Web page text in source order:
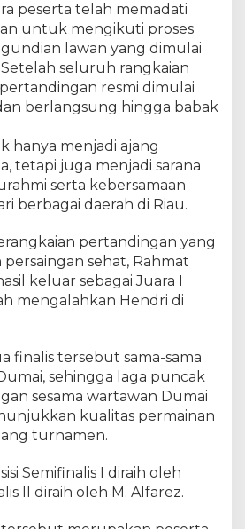
peserta telah memadati
untuk mengikuti proses
lawan yang dimulai
seluruh rangkaian
pertandingan resmi dimulai
berlangsung hingga babak
hanya menjadi ajang
tetapi juga menjadi sarana
serta kebersamaan
berbagai daerah di Riau.
pertandingan yang
sehat, Rahmat
keluar sebagai Juara I
mengalahkan Hendri di
finalis tersebut sama-sama
sehingga laga puncak
sesama wartawan Dumai
kualitas permainan
turnamen.
Semifinalis I diraih oleh
II diraih oleh M. Alfarez.